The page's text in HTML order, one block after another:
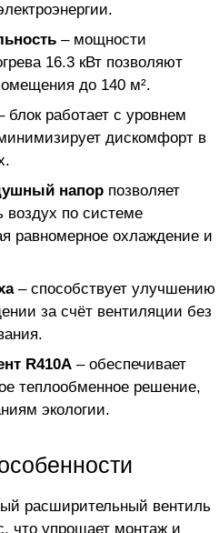
– мощности
16.3 кВт позволяют
до 140 м².
блок работает с уровнем
дискомфорт в
напор позволяет
воздух по системе
равномерное охлаждение и
– способствует улучшению
за счёт вентиляции без
R410A – обеспечивает
теплообменное решение,
экологии.
расширительный вентиль
что упрощает монтаж и